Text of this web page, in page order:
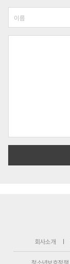
회사소개